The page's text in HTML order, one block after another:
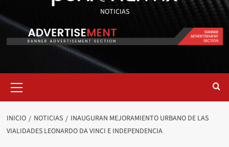
NOTICIAS
INICIO NOTICIAS
INAUGURAN MEJORAMIENTO URBANO DE LAS
VIALIDADES LEONARDO DA VINCI E INDEPENDENCIA